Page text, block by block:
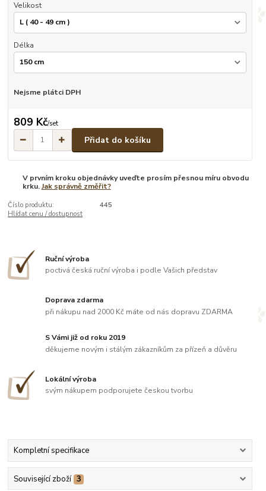
Velikost
Délka
Nejsme plátci DPH
809 Kč/set
Přidat do košíku
V prvním kroku objednávky uveďte prosím přesnou míru obvodu
krku.Jak správně změřit?
Číslo produktu:
445
Hlídat cenu / dostupnost
Ruční výroba
poctivá česká ruční výroba i podle Vašich představ
Doprava zdarma
při nákupu nad 2000 Kč máte od nás dopravu ZDARMA
S Vámi již od roku 2019
děkujeme novým i stálým zákazníkům za přízeň a důvěru
Lokální výroba
svým nákupem podporujete českou tvorbu
Kompletní specifikace
Související zboží 3